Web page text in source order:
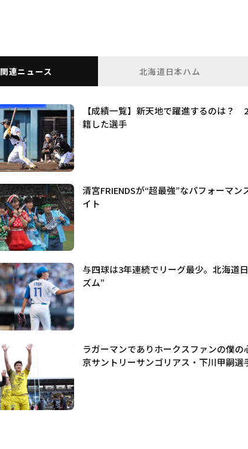
関連ニュース 北海道日本ハム
【成績一覧】新天地で躍進するのは？
籍した選手
清宮FRIENDSが“超最強”なパフォーマン
イト
与四球は3年連続でリーグ最少。北海道
ズム”
ラガーマンでありホークスファンの僕
京サントリーサンゴリアス・下川甲嗣選